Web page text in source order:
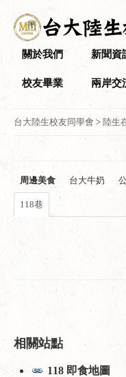
關於我們 新聞資
校友畢業 兩岸交
台大陸生校友同學會 > 陸生
周邊美食 台大牛奶
118巷
相關站點
118 即食地圖